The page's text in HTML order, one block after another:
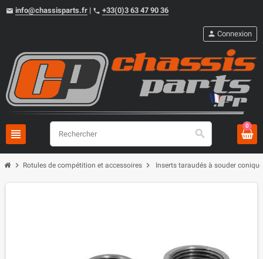
email info@chassisparts.fr | phone +33(0)3 63 47 90 36
view_headline search
person Connexion
0
chevron_right Rotules de compétition et accessoires chevron_right Inserts taraudés à souder conique